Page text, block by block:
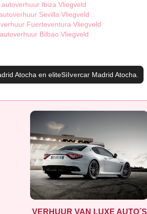
autoverhuur Ibiza Vliegveld
Sevilla Vliegveld
Fuerteventura Vliegveld
autoverhuur Bilbao Vliegveld
Atocha en eliteSilvercar Madrid Atocha
VERHUUR VAN LUXE AUTO´S